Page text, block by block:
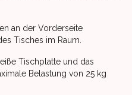
an der Vorderseite
Tisches im Raum.
Tischplatte und das
Belastung von 25 kg